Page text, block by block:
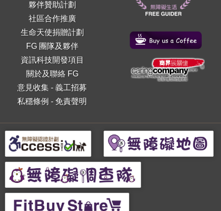
夥伴贊助計劃
社區合作推廣
生命天使捐贈計劃
FG 團隊及夥伴
資訊科技開發項目
關於及聯絡 FG
意見收集 -義工招募
私穩條例 - 免責聲明